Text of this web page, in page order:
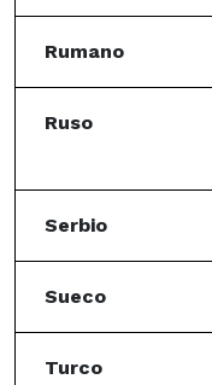
Rumano
Ruso
Serbio
Sueco
Turco